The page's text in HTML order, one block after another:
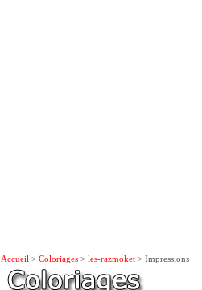
Accueil > Coloriages > les-razmoket > Impressions